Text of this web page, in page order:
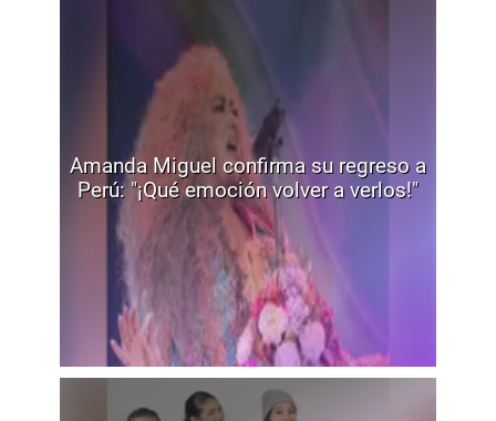
Amanda Miguel confirma su regreso a
Perú: "¡Qué emoción volver a verlos!"